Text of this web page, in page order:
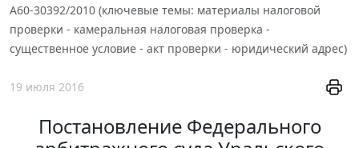
А60-30392/2010 (ключевые темы: материалы налоговой
проверки - камеральная налоговая проверка -
существенное условие - акт проверки - юридический адрес)
19 июля 2016
Постановление Федерального